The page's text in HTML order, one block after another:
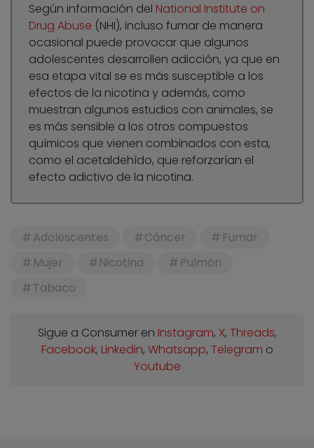
Según información del National Institute on
Drug Abuse (NHI), incluso fumar de manera
ocasional puede provocar que algunos
adolescentes desarrollen adicción, ya que en
esa etapa vital se es más susceptible a los
efectos de la nicotina y además, como
muestran algunos estudios con animales, se
es más sensible a los otros compuestos
químicos que vienen combinados con esta,
como el acetaldehído, que reforzarían el
efecto adictivo de la nicotina.
Adolescentes Cáncer
Fumar
Mujer
Nicotina
Pulmón
Tabaco
Sigue a Consumer en Instagram, X, Threads,
Facebook, Linkedin, Whatsapp, Telegram o
Youtube